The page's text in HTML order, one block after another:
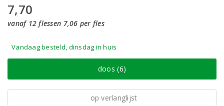
7,70
vanaf 12 flessen 7,06 per fles
Vandaag besteld, dinsdag in huis
doos (6)
op verlanglijst